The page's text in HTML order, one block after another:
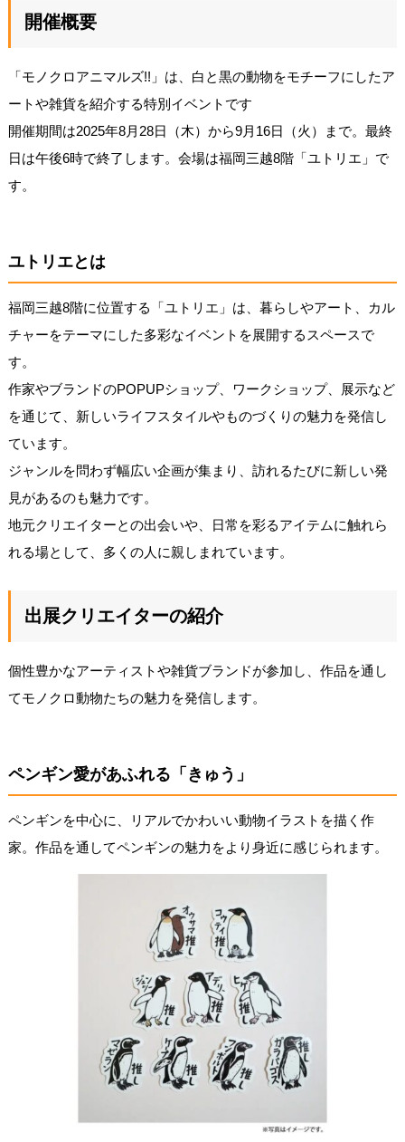
開催概要
「モノクロアニマルズ!!」は、白と黒の動物をモチーフにしたア
ートや雑貨を紹介する特別イベントです
開催期間は2025年8月28日（木）から9月16日（火）まで。最終
日は午後6時で終了します。会場は福岡三越8階「ユトリエ」で
す。
ユトリエとは
福岡三越8階に位置する「ユトリエ」は、暮らしやアート、カル
チャーをテーマにした多彩なイベントを展開するスペースで
す。
作家やブランドのPOPUPショップ、ワークショップ、展示など
を通じて、新しいライフスタイルやものづくりの魅力を発信し
ています。
ジャンルを問わず幅広い企画が集まり、訪れるたびに新しい発
見があるのも魅力です。
地元クリエイターとの出会いや、日常を彩るアイテムに触れら
れる場として、多くの人に親しまれています。
出展クリエイターの紹介
個性豊かなアーティストや雑貨ブランドが参加し、作品を通し
てモノクロ動物たちの魅力を発信します。
ペンギン愛があふれる「きゅう」
ペンギンを中心に、リアルでかわいい動物イラストを描く作
家。作品を通してペンギンの魅力をより身近に感じられます。